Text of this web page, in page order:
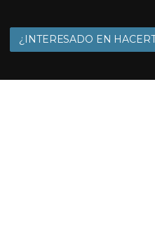
¿INTERESADO EN